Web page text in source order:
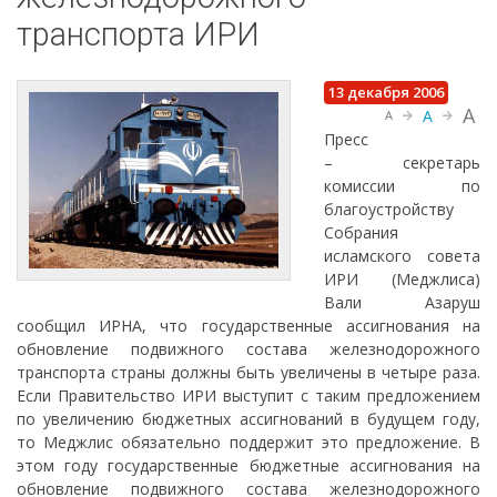
транспорта ИРИ
13 декабря 2006
A A A
Пресс
– секретарь
комиссии по
благоустройству
Собрания
исламского совета
ИРИ (Меджлиса)
Вали Азаруш
сообщил ИРНА, что государственные ассигнования на
обновление подвижного состава железнодорожного
транспорта страны должны быть увеличены в четыре раза.
Если Правительство ИРИ выступит с таким предложением
по увеличению бюджетных ассигнований в будущем году,
то Меджлис обязательно поддержит это предложение. В
этом году государственные бюджетные ассигнования на
обновление подвижного состава железнодорожного